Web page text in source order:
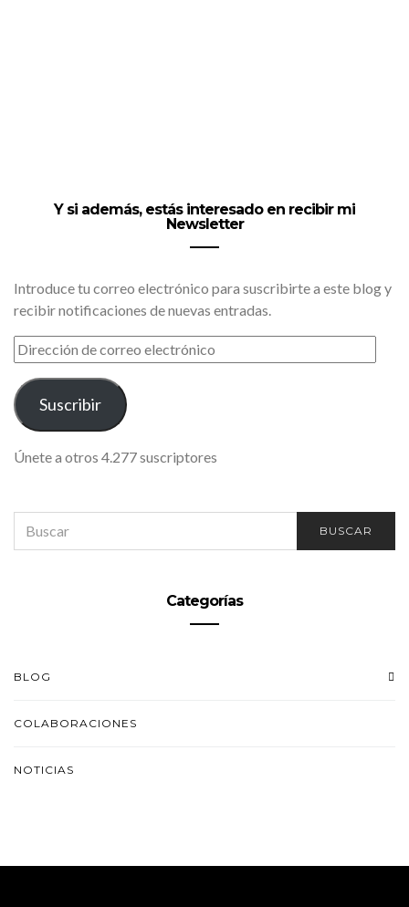
Y si además, estás interesado en recibir mi
Newsletter
Introduce tu correo electrónico para suscribirte a este blog y
recibir notificaciones de nuevas entradas.
DIRECCIÓN
DE
CORREO
ELECTRÓNICO
Suscribir
Únete a otros 4.277 suscriptores
FOR:
BUSCAR
Categorías
BLOG
COLABORACIONES
NOTICIAS